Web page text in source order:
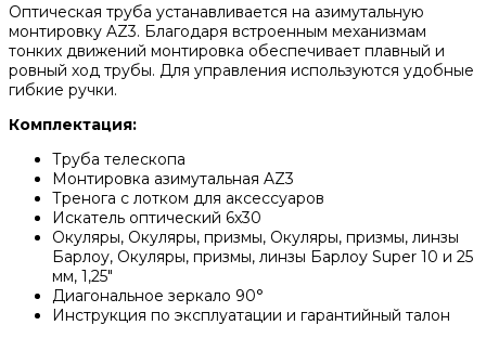
Оптическая труба устанавливается на азимутальную
монтировку AZ3. Благодаря встроенным механизмам
тонких движений монтировка обеспечивает плавный и
ровный ход трубы. Для управления используются удобные
гибкие ручки.
Комплектация:
Труба телескопа
Монтировка азимутальная AZ3
Тренога с лотком для аксессуаров
Искатель оптический 6x30
Окуляры, Окуляры, призмы, Окуляры, призмы, линзы
Барлоу, Окуляры, призмы, линзы Барлоу Super 10 и 25
мм, 1,25"
Диагональное зеркало 90°
Инструкция по эксплуатации и гарантийный талон